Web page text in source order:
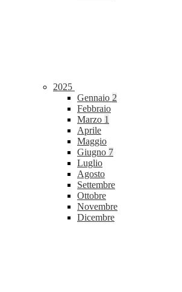
2025
Gennaio 2
Febbraio
Marzo 1
Aprile
Maggio
Giugno 7
Luglio
Agosto
Settembre
Ottobre
Novembre
Dicembre